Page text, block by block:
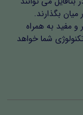
بگذارند.
مفید به همراه
شما خواهد